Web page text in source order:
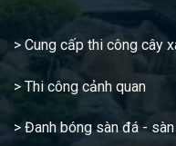
> Cung cấp thi công cây
> Thi công cảnh quan
> Đanh bóng sàn đá -